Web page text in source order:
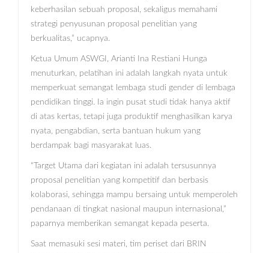
keberhasilan sebuah proposal, sekaligus memahami
strategi penyusunan proposal penelitian yang
berkualitas,” ucapnya.
Ketua Umum ASWGI, Arianti Ina Restiani Hunga
menuturkan, pelatihan ini adalah langkah nyata untuk
memperkuat semangat lembaga studi gender di lembaga
pendidikan tinggi. Ia ingin pusat studi tidak hanya aktif
di atas kertas, tetapi juga produktif menghasilkan karya
nyata, pengabdian, serta bantuan hukum yang
berdampak bagi masyarakat luas.
“Target Utama dari kegiatan ini adalah tersusunnya
proposal penelitian yang kompetitif dan berbasis
kolaborasi, sehingga mampu bersaing untuk memperoleh
pendanaan di tingkat nasional maupun internasional,”
paparnya memberikan semangat kepada peserta.
Saat memasuki sesi materi, tim periset dari BRIN